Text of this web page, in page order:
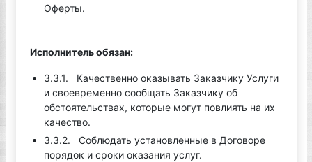
Оферты.
Исполнитель обязан:
3.3.1. Качественно оказывать Заказчику Услуги
и своевременно сообщать Заказчику об
обстоятельствах, которые могут повлиять на их
качество.
3.3.2. Соблюдать установленные в Договоре
порядок и сроки оказания услуг.